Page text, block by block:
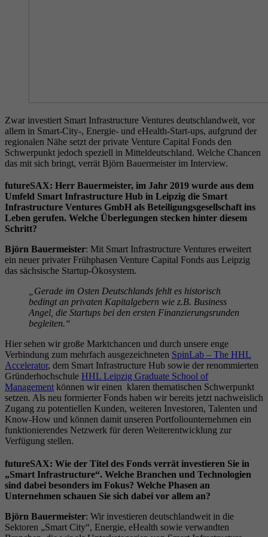
Zwar investiert Smart Infrastructure Ventures deutschlandweit, vor
allem in Smart-City-, Energie- und eHealth-Start-ups, aufgrund der
regionalen Nähe setzt der private Venture Capital Fonds den
Schwerpunkt jedoch speziell in Mitteldeutschland. Welche Chancen
das mit sich bringt, verrät Björn Bauermeister im Interview.
futureSAX: Herr Bauermeister, im Jahr 2019 wurde aus dem
Umfeld Smart Infrastructure Hub in Leipzig die Smart
Infrastructure Ventures GmbH als Beteiligungsgesellschaft ins
Leben gerufen. Welche Überlegungen stecken hinter diesem
Schritt?
Björn Bauermeister: Mit Smart Infrastructure Ventures erweitert
ein neuer privater Frühphasen Venture Capital Fonds aus Leipzig
das sächsische Startup-Ökosystem.
„Gerade im Osten Deutschlands fehlt es historisch
bedingt an privaten Kapitalgebern wie z.B. Business
Angel, die Startups bei den ersten Finanzierungsrunden
begleiten.“
Hier sehen wir große Marktchancen und durch unsere enge
Verbindung zum mehrfach ausgezeichneten SpinLab – The HHL
Accelerator, dem Smart Infrastructure Hub sowie der renommierten
Gründerhochschule HHL Leipzig Graduate School of
Management können wir einen klaren thematischen Schwerpunkt
setzen. Als neu formierter Fonds haben wir bereits jetzt nachweislich
Zugang zu potentiellen Kunden, weiteren Investoren, Talenten und
Know-How und können damit unseren Portfoliounternehmen ein
funktionierendes Netzwerk für deren Weiterentwicklung zur
Verfügung stellen.
futureSAX: Wie der Titel des Fonds verrät investieren Sie in
„Smart Infrastructure“. Welche Branchen und Technologien
sind dabei besonders im Fokus? Welche Phasen an
Unternehmen schauen Sie sich dabei vor allem an?
Björn Bauermeister: Wir investieren deutschlandweit in die
Sektoren „Smart City“, Energie, eHealth sowie verwandten